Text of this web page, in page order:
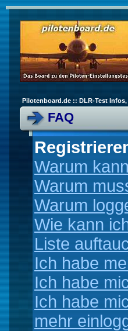
Pilotenboard.de :: DLR-Test
FAQ
Warum
Warum
Warum
Wie kann
Liste
Ich habe
Ich habe
Ich habe
mehr